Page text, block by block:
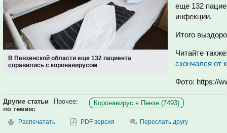
В Пензенской области еще 132 пациента
справились с коронавирусом
еще 132
инфекции.
Итого
Читайте
скончался от
Фото: https://
Другие статьи
по темам:
Прочее: Коронавирус в Пензе (7493)
Распечатать PDF версия Переслать другу